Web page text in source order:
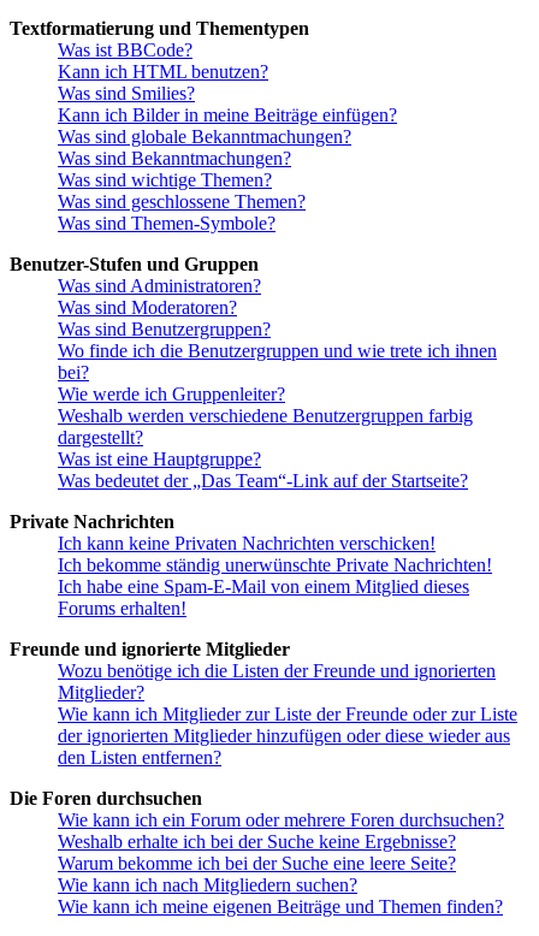
Textformatierung und Thementypen
Was ist BBCode?
Kann ich HTML benutzen?
Was sind Smilies?
Kann ich Bilder in meine Beiträge einfügen?
Was sind globale Bekanntmachungen?
Was sind Bekanntmachungen?
Was sind wichtige Themen?
Was sind geschlossene Themen?
Was sind Themen-Symbole?
Benutzer-Stufen und Gruppen
Was sind Administratoren?
Was sind Moderatoren?
Was sind Benutzergruppen?
Wo finde ich die Benutzergruppen und wie trete ich ihnen
bei?
Wie werde ich Gruppenleiter?
Weshalb werden verschiedene Benutzergruppen farbig
dargestellt?
Was ist eine Hauptgruppe?
Was bedeutet der „Das Team“-Link auf der Startseite?
Private Nachrichten
Ich kann keine Privaten Nachrichten verschicken!
Ich bekomme ständig unerwünschte Private Nachrichten!
Ich habe eine Spam-E-Mail von einem Mitglied dieses
Forums erhalten!
Freunde und ignorierte Mitglieder
Wozu benötige ich die Listen der Freunde und ignorierten
Mitglieder?
Wie kann ich Mitglieder zur Liste der Freunde oder zur Liste
der ignorierten Mitglieder hinzufügen oder diese wieder aus
den Listen entfernen?
Die Foren durchsuchen
Wie kann ich ein Forum oder mehrere Foren durchsuchen?
Weshalb erhalte ich bei der Suche keine Ergebnisse?
Warum bekomme ich bei der Suche eine leere Seite?
Wie kann ich nach Mitgliedern suchen?
Wie kann ich meine eigenen Beiträge und Themen finden?